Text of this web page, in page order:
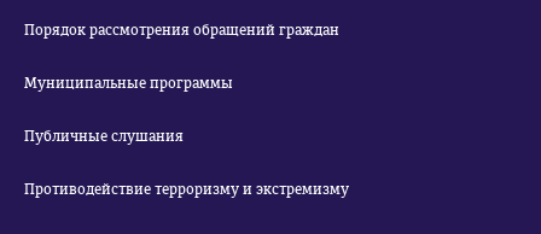
Порядок рассмотрения обращений граждан
Муниципальные программы
Публичные слушания
Противодействие терроризму и экстремизму